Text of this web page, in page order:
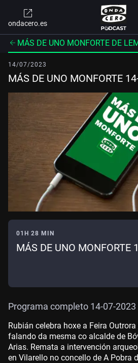
ondacero.es
MÁS DE UNO MONFORTE DE
14/07/2023
MÁS DE UNO MONFORTE
01H 28 MIN
MÁS DE UNO MONFORTE
Programa completo 14-07-2023
Rubián celebra hoxe a Feira
falando da mesma co alcalde de
Arias. Remata a intervención
en Vilarello no concello de A Pobra